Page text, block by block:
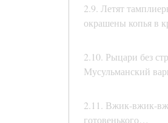
2.9. Летят
окрашены копья в
2.10. Рыцари без
Мусульманский
2.11. Вжик-вжик-
готовенького…